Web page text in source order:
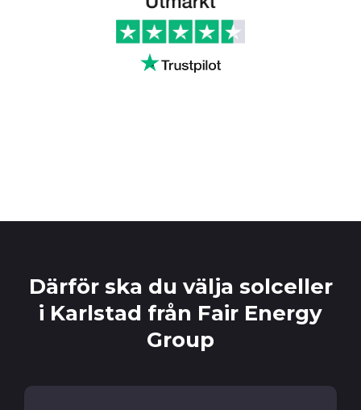
Därför ska du välja solceller
i Karlstad från Fair Energy
Group